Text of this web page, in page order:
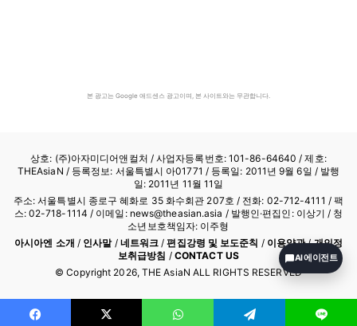
본 광고는 Google 애드센스 광고이며, 본 사이트와는 무관합니다.
상호: (주)아자미디어앤컬처 /사업자등록번호: 101-86-64640 / 제호:
THEAsiaN / 등록정보: 서울특별시 아01771 / 등록일: 2011년 9월 6일 / 발행
일: 2011년 11월 11일
주소: 서울특별시 종로구 혜화로 35 화수회관 207호 / 전화: 02-712-4111 / 팩
스: 02-718-1114 / 이메일: news@theasian.asia / 발행인·편집인: 이상기 / 청
소년보호책임자: 이주형
아시아엔 소개 / 인사말/ 네트워크 /편집강령 및 보도준칙 / 이용약관/개인정
보취급방침 / CONTACT US
© Copyright 2026, THE AsiaN ALL RIGHTS RESERVED
AI 에이전트